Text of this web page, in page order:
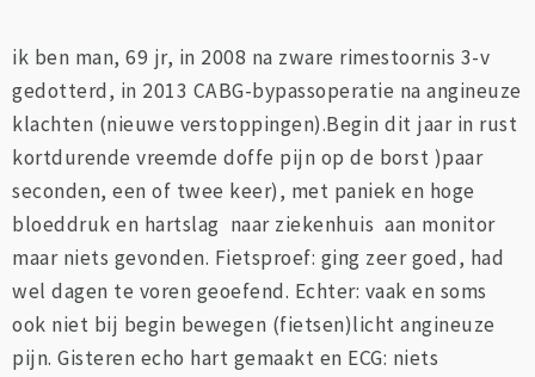
ik ben man, 69 jr, in 2008 na zware rimestoornis 3-v
gedotterd, in 2013 CABG-bypassoperatie na angineuze
klachten (nieuwe verstoppingen).Begin dit jaar in rust
kortdurende vreemde doffe pijn op de borst )paar
seconden, een of twee keer), met paniek en hoge
bloeddruk en hartslag naar ziekenhuis aan monitor
maar niets gevonden. Fietsproef: ging zeer goed, had
wel dagen te voren geoefend. Echter: vaak en soms
ook niet bij begin bewegen (fietsen)licht angineuze
pijn. Gisteren echo hart gemaakt en ECG: niets